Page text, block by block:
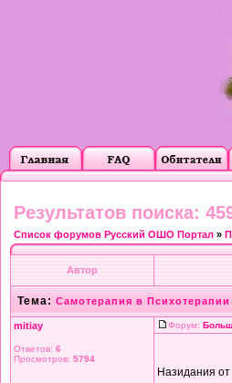
Результатов поиска:
Список форумов Русский ОШО Портал »
Автор
Тема: Самотерапия в Психотерапии
mitiay
Ответов: 6
Просмотров: 5794
Форум:
Назидания